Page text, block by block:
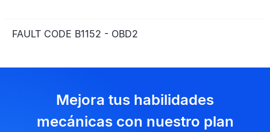
FAULT CODE B1152 - OBD2
Mejora tus habilidades
mecánicas con nuestro plan